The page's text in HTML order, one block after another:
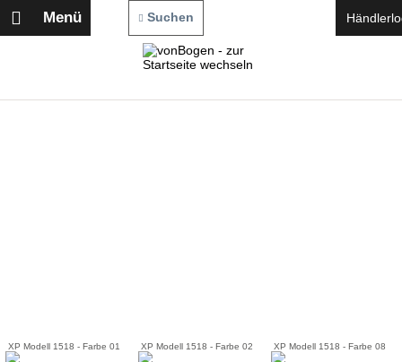
Suchen
Menü
XP Modell 1518 - Farbe 01 XP Modell 1518 - Farbe 02 XP Modell 1518 - Farbe 08